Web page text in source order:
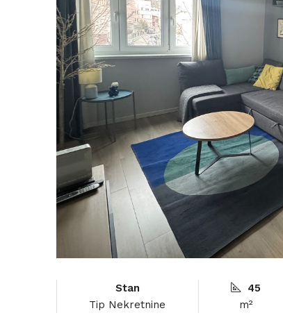
Stan
Tip Nekretnine
45
m²